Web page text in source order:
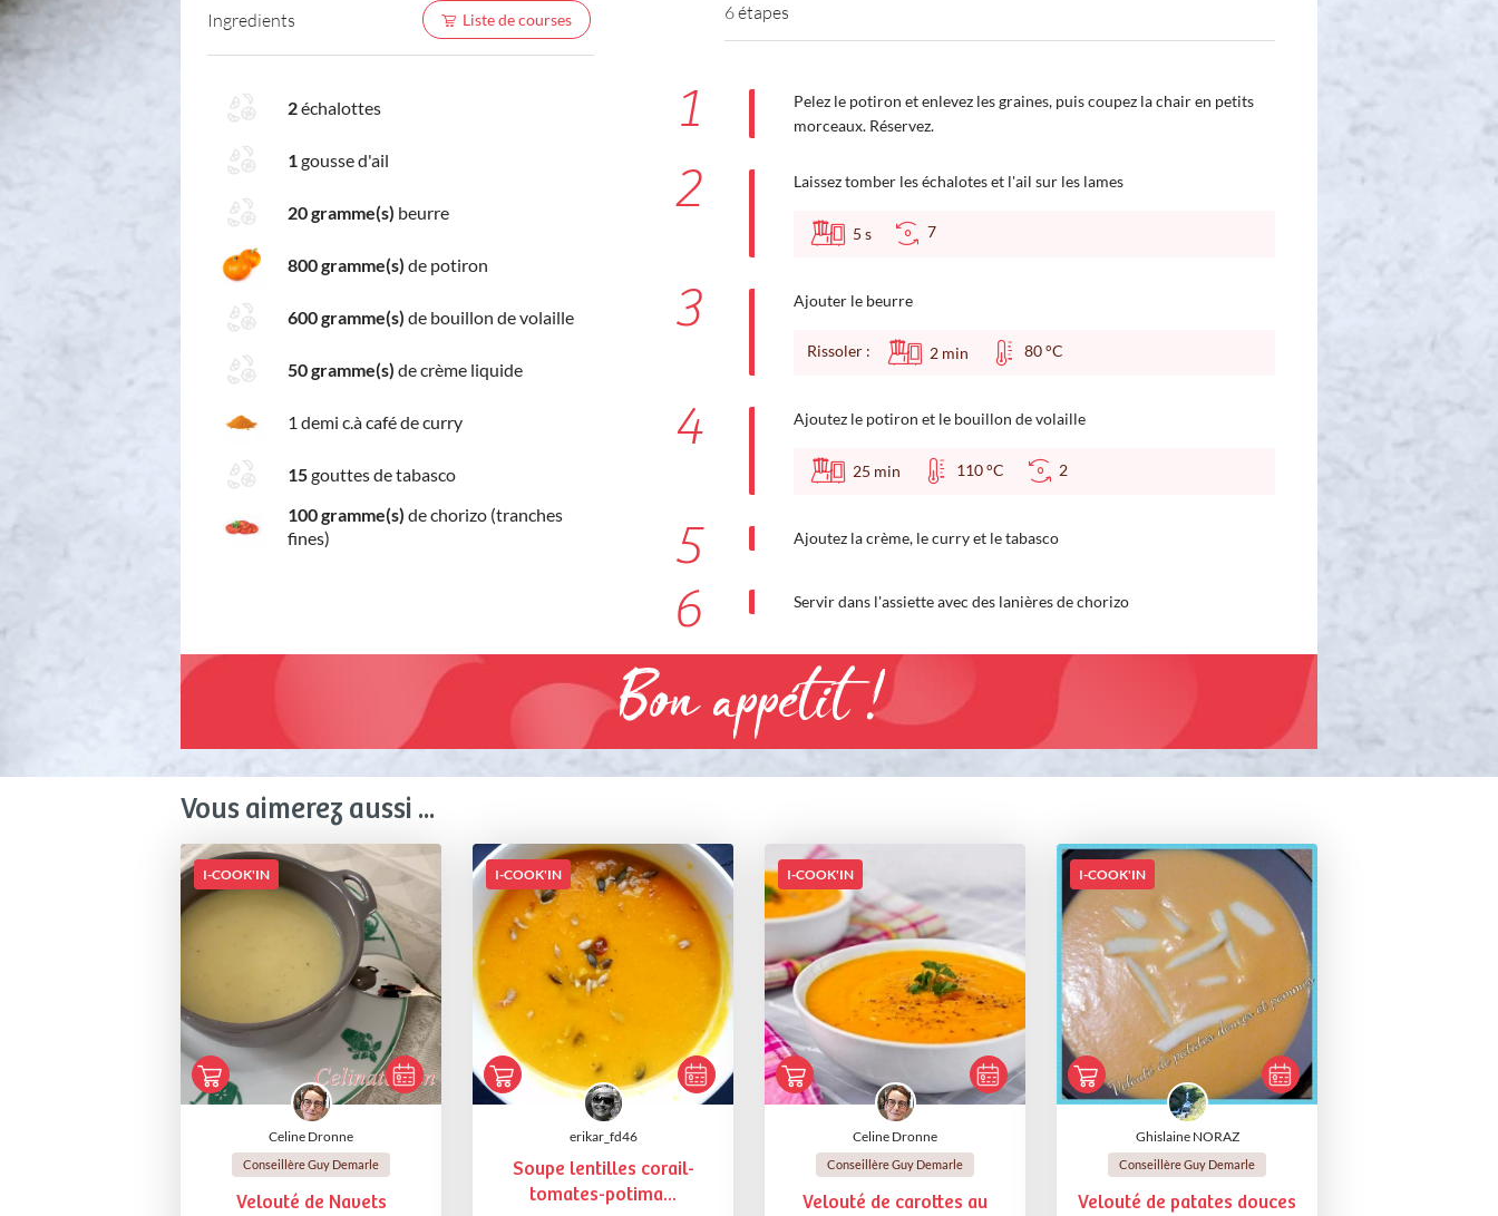
Ingredients Liste de courses
2échalottes
1 gousse d'ail
20 gramme(s) beurre
800 gramme(s) de potiron
600 gramme(s) de bouillon de volaille
50 gramme(s) de crème liquide
1 demi c.à café de curry
15gouttes de tabasco
100 gramme(s) de chorizo (tranches
fines)
6 étapes
1
Pelez le potiron et enlevez les graines, puis coupez la chair en petits
morceaux. Réservez.
2 Laissez tomber les échalotes et l'ail sur les lames
5 s 7
3 Ajouter le beurre
Rissoler : 2 min 80 °C
4 Ajoutez le potiron et le bouillon de volaille
25 min 110 °C 2
5 Ajoutez la crème, le curry et le tabasco
6 Servir dans l'assiette avec des lanières de chorizo
Bon appétit !
Vous aimerez aussi ...
I-COOK'IN
Celine Dronne
Conseillère Guy Demarle
Velouté de Navets
I-COOK'IN
erikar_fd46
Soupe lentilles corail-
tomates-potima...
I-COOK'IN
Celine Dronne
Conseillère Guy Demarle
Velouté de carottes au
I-COOK'IN
Ghislaine NORAZ
Conseillère Guy Demarle
Velouté de patates douces